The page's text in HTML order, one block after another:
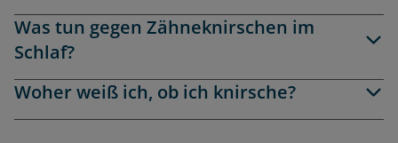
Was tun gegen Zähneknirschen im
Schlaf?
Woher weiß ich, ob ich knirsche?